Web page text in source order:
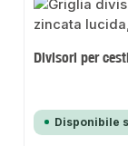
Divisori per
Disponibile